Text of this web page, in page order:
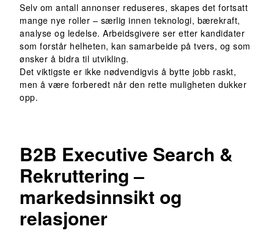
Selv om antall annonser reduseres, skapes det fortsatt
mange nye roller – særlig innen teknologi, bærekraft,
analyse og ledelse. Arbeidsgivere ser etter kandidater
som forstår helheten, kan samarbeide på tvers, og som
ønsker å bidra til utvikling.
Det viktigste er ikke nødvendigvis å bytte jobb raskt,
men å være forberedt når den rette muligheten dukker
opp.
B2B Executive Search &
Rekruttering –
markedsinnsikt og
relasjoner